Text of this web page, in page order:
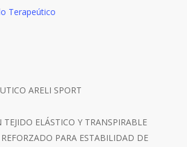
Terapeútico
ARELI SPORT
ELÁSTICO Y TRANSPIRABLE
PARA ESTABILIDAD DE